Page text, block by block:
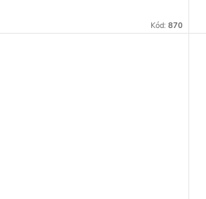
údržbou je to...
Kód: 870